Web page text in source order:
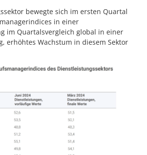
bewegte sich im ersten Quartal
in einer
im Quartalsvergleich global in einer
erhöhtes Wachstum in diesem Sektor